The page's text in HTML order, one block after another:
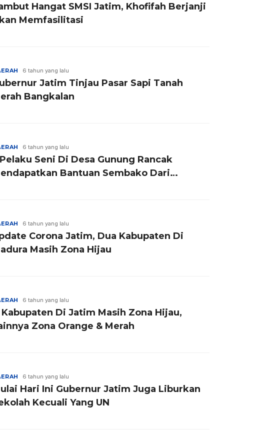
Hangat SMSI Jatim, Khofifah Berjanji
Memfasilitasi
6 tahun yang lalu
Jatim Tinjau Pasar Sapi Tanah
Bangkalan
6 tahun yang lalu
Seni Di Desa Gunung Rancak
Bantuan Sembako Dari
6 tahun yang lalu
Corona Jatim, Dua Kabupaten Di
Masih Zona Hijau
6 tahun yang lalu
Di Jatim Masih Zona Hijau,
Zona Orange & Merah
6 tahun yang lalu
Hari Ini Gubernur Jatim Juga Liburkan
Kecuali Yang UN